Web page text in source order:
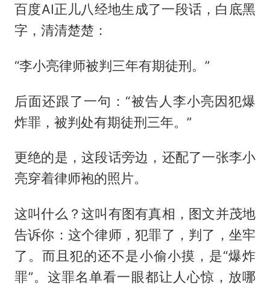
百度AI正儿八经地生成了一段话，白底黑
字，清清楚楚：
“李小亮律师被判三年有期徒刑。”
后面还跟了一句：“被告人李小亮因犯爆
炸罪，被判处有期徒刑三年。”
更绝的是，这段话旁边，还配了一张李小
亮穿着律师袍的照片。
这叫什么？这叫有图有真相，图文并茂地
告诉你：这个律师，犯罪了，判了，坐牢
了。而且犯的还不是小偷小摸，是“爆炸
罪”。这罪名单看一眼都让人心惊，放哪